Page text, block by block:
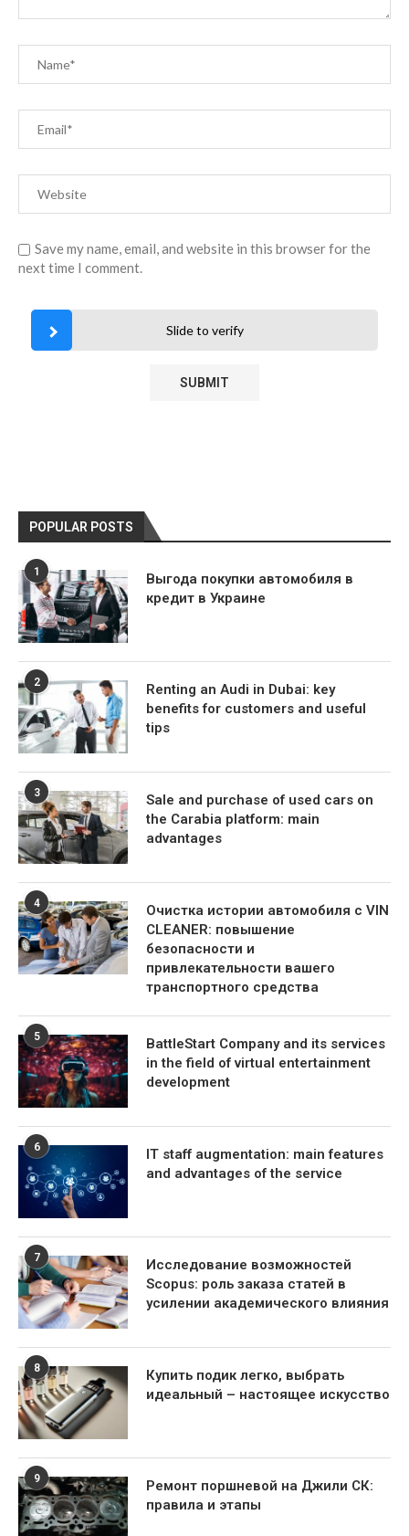
Save my name, email, and website in this browser for the
next time I comment.
Slide to verify
POPULAR POSTS
1
Выгода покупки автомобиля в
кредит в Украине
2
Renting an Audi in Dubai: key
benefits for customers and useful
tips
3
Sale and purchase of used cars on
the Carabia platform: main
advantages
4
Очистка истории автомобиля с VIN
CLEANER: повышение
безопасности и
привлекательности вашего
транспортного средства
5
BattleStart Company and its services
in the field of virtual entertainment
development
6
IT staff augmentation: main features
and advantages of the service
7
Исследование возможностей
Scopus: роль заказа статей в
усилении академического влияния
8
Купить подик легко, выбрать
идеальный – настоящее искусство
9
Ремонт поршневой на Джили СК:
правила и этапы